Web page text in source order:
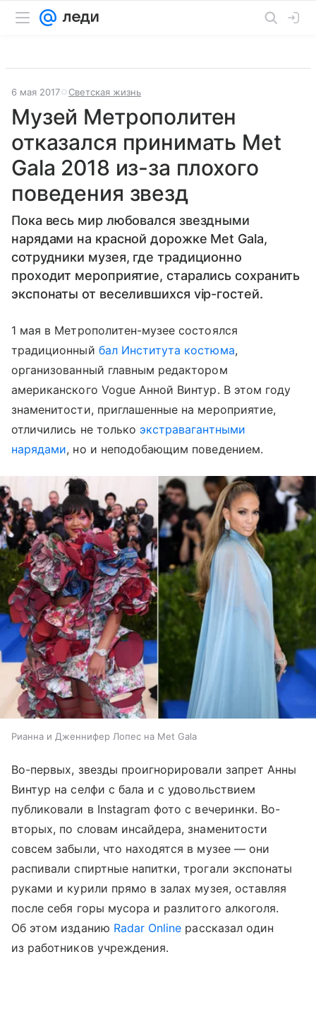
6 мая 2017 Светская жизнь
Музей Метрополитен
отказался принимать Met
Gala 2018 из-за плохого
поведения звезд
Пока весь мир любовался звездными
нарядами на красной дорожке Met Gala,
сотрудники музея, где традиционно
проходит мероприятие, старались сохранить
экспонаты от веселившихся vip-гостей.
1 мая в Метрополитен-музее состоялся
традиционный бал Института костюма,
организованный главным редактором
американского Vogue Анной Винтур. В этом году
знаменитости, приглашенные на мероприятие,
отличились не только экстравагантными
нарядами, но и неподобающим поведением.
Рианна и Дженнифер Лопес на Met Gala
Во-первых, звезды проигнорировали запрет Анны
Винтур на селфи с бала и с удовольствием
публиковали в Instagram фото с вечеринки. Во-
вторых, по словам инсайдера, знаменитости
совсем забыли, что находятся в музее — они
распивали спиртные напитки, трогали экспонаты
руками и курили прямо в залах музея, оставляя
после себя горы мусора и разлитого алкоголя.
Об этом изданию Radar Online рассказал один
из работников учреждения.